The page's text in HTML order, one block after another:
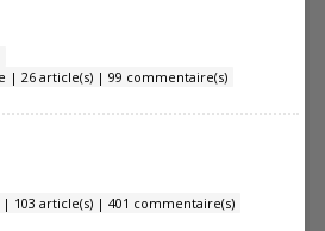
| 26 article(s) | 99 commentaire(s)
| 103 article(s) | 401 commentaire(s)